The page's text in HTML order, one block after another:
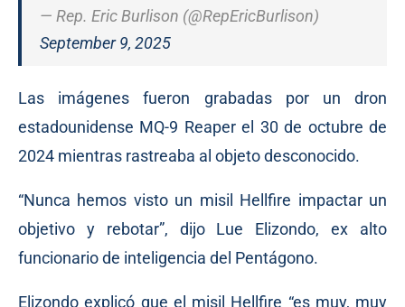
— Rep. Eric Burlison (@RepEricBurlison)
September 9, 2025
Las imágenes fueron grabadas por un dron
estadounidense MQ-9 Reaper el 30 de octubre de
2024 mientras rastreaba al objeto desconocido.
“Nunca hemos visto un misil Hellfire impactar un
objetivo y rebotar”, dijo Lue Elizondo, ex alto
funcionario de inteligencia del Pentágono.
Elizondo explicó que el misil Hellfire “es muy, muy